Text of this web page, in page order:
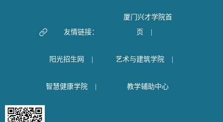
友情链接：
厦门兴才学院首
页
阳光招生网 艺术与建筑学院
智慧健康学院 教学辅助中心